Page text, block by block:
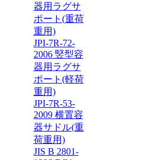
器用ラグサ
ポート(重荷
重用)
JPI-7R-72-
2006 竪型容
器用ラグサ
ポート(軽荷
重用)
JPI-7R-53-
2009 横置容
器サドル(重
荷重用)
JIS B 2801-